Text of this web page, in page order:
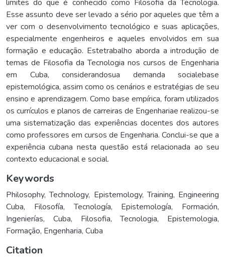
limites do que é conhecido como Filosofia da Tecnologia.
Esse assunto deve ser levado a sério por aqueles que têm a
ver com o desenvolvimento tecnológico e suas aplicações,
especialmente engenheiros e aqueles envolvidos em sua
formação e educação. Estetrabalho aborda a introdução de
temas de Filosofia da Tecnologia nos cursos de Engenharia
em Cuba, considerandosua demanda socialebase
epistemológica, assim como os cenários e estratégias de seu
ensino e aprendizagem. Como base empírica, foram utilizados
os currículos e planos de carreiras de Engenhariae realizou-se
uma sistematização das experiências docentes dos autores
como professores em cursos de Engenharia. Conclui-se que a
experiência cubana nesta questão está relacionada ao seu
contexto educacional e social.
Keywords
Philosophy,Technology, Epistemology,Training, Engineering
Cuba, Filosofía,Tecnología, Epistemología, Formación,
Ingenierías, Cuba, Filosofia,Tecnologia, Epistemologia,
Formação, Engenharia, Cuba
Citation